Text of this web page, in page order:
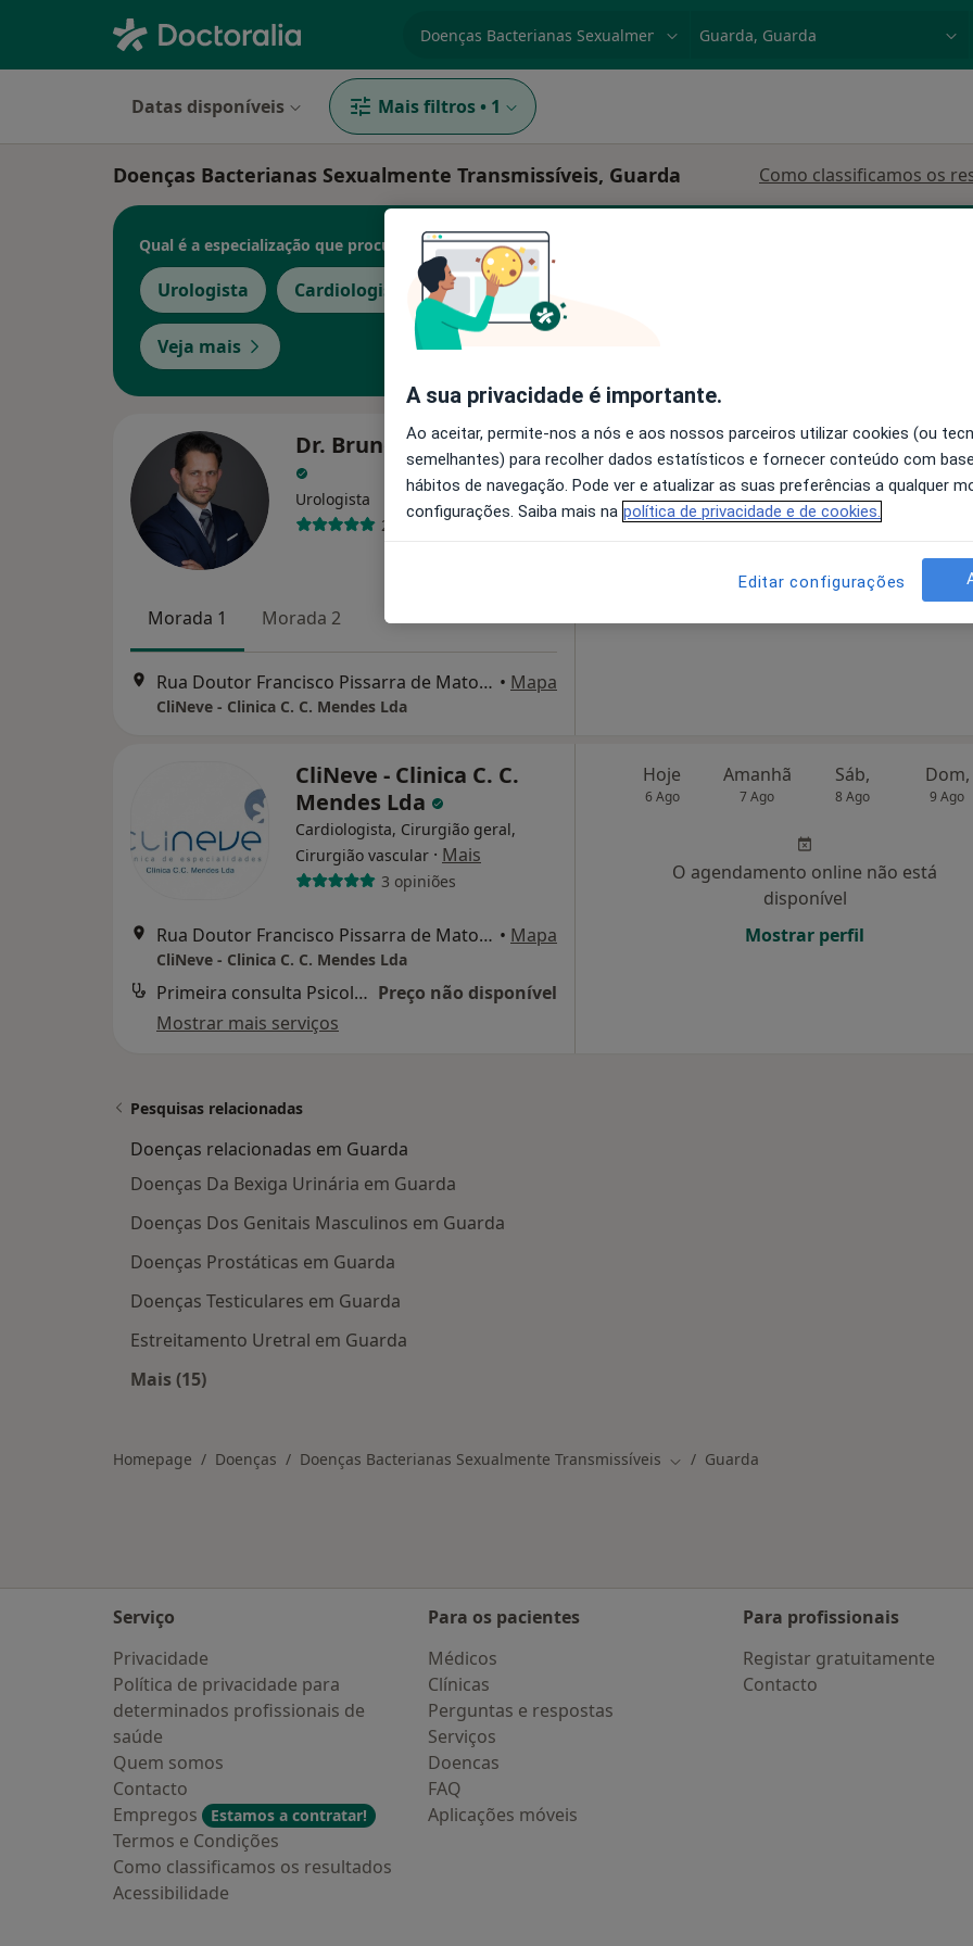
Datas disponíveis Mais filtros • 1
Doenças Bacterianas Sexualmente Transmissíveis, Guarda Como classificamos os
Qual é a especialização que procura?
Urologista Cardiologista Cirurgião geral
Veja mais
Dr. Bruno Jorge Pereira
Urologista
2 opiniões
Morada 1 Morada 2
Rua Doutor Francisco Pissarra de Matos 3 R/c Esq, Guarda • Mapa
CliNeve - Clinica C. C. Mendes Lda
Hoje
6 Ago
Amanhã
7 Ago
Sáb,
8 Ago
Dom,
9 Ago
CliNeve - Clinica C. C.
Mendes Lda
Cardiologista, Cirurgião geral,
Cirurgião vascular · Mais
3 opiniões
Rua Doutor Francisco Pissarra de Matos 3 R/c Esq, Guarda • Mapa
CliNeve - Clinica C. C. Mendes Lda
Primeira consulta Psicologia Preço não disponível
Mostrar mais serviços
Hoje
6 Ago
Amanhã
7 Ago
Sáb,
8 Ago
Dom,
9 Ago
O agendamento online não está
disponível
Mostrar perfil
Pesquisas relacionadas
Doenças relacionadas em Guarda
Doenças Da Bexiga Urinária em Guarda
Doenças Dos Genitais Masculinos em Guarda
Doenças Prostáticas em Guarda
Doenças Testiculares em Guarda
Estreitamento Uretral em Guarda
Mais (15)
Homepage Doenças Doenças Bacterianas Sexualmente Transmissíveis Mudar de cidade
Guarda
Serviço
Privacidade
Política de privacidade para
determinados profissionais de
saúde
Quem somos
Contacto
Empregos
Estamos a contratar!
Termos e Condições
Como classificamos os resultados
Acessibilidade
Para os pacientes
Médicos
Clínicas
Perguntas e respostas
Serviços
Doencas
FAQ
Aplicações móveis
Para profissionais
Registar gratuitamente
Contacto
A sua privacidade é importante.
Ao aceitar, permite-nos a nós e aos nossos parceiros utilizar cookies (ou
semelhantes) para recolher dados estatísticos e fornecer conteúdo com
hábitos de navegação. Pode ver e atualizar as suas preferências a qualquer
configurações. Saiba mais na política de privacidade e de cookies.
Editar configurações